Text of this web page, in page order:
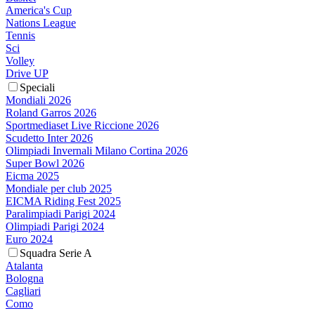
America's Cup
Nations League
Tennis
Sci
Volley
Drive UP
Speciali
Mondiali 2026
Roland Garros 2026
Sportmediaset Live Riccione 2026
Scudetto Inter 2026
Olimpiadi Invernali Milano Cortina 2026
Super Bowl 2026
Eicma 2025
Mondiale per club 2025
EICMA Riding Fest 2025
Paralimpiadi Parigi 2024
Olimpiadi Parigi 2024
Euro 2024
Squadra Serie A
Atalanta
Bologna
Cagliari
Como